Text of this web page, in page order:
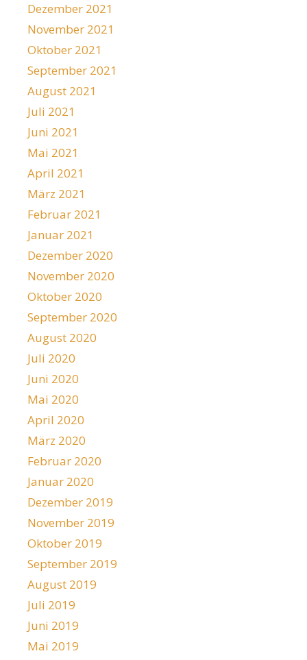
Dezember 2021
November 2021
Oktober 2021
September 2021
August 2021
Juli 2021
Juni 2021
Mai 2021
April 2021
März 2021
Februar 2021
Januar 2021
Dezember 2020
November 2020
Oktober 2020
September 2020
August 2020
Juli 2020
Juni 2020
Mai 2020
April 2020
März 2020
Februar 2020
Januar 2020
Dezember 2019
November 2019
Oktober 2019
September 2019
August 2019
Juli 2019
Juni 2019
Mai 2019